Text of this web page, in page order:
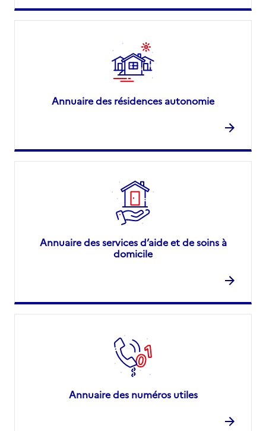
Annuaire des résidences autonomie
Annuaire des services d’aide et de soins à
domicile
Annuaire des numéros utiles